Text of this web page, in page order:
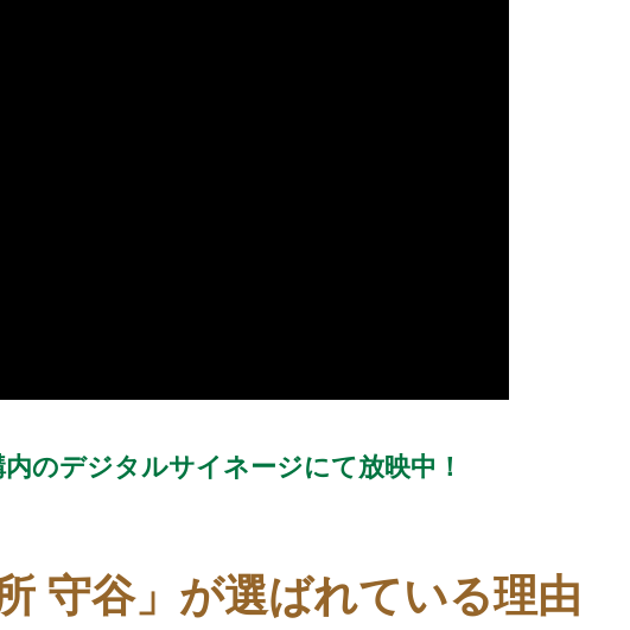
内のデジタルサイネージにて放映中！
守谷」が選ばれている理由